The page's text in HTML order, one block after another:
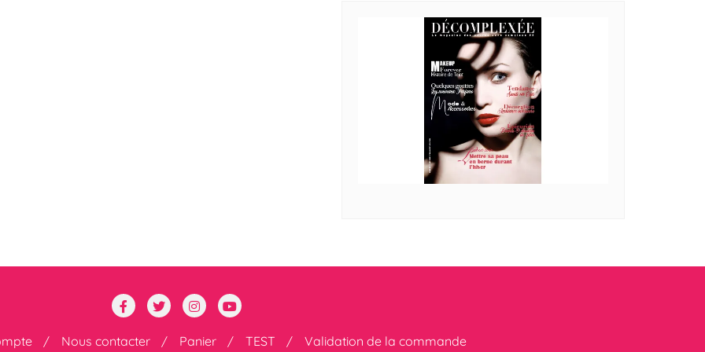
Nous contacter Panier TEST Validation de la commande